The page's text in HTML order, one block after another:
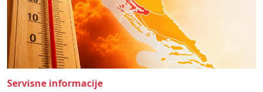
Servisne informacije